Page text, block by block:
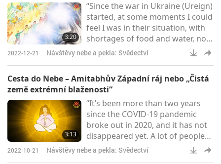
Antakale“. Při meditaci v majáku
na vrcholu buddhistické
akademie Larung Gar jsem měla
vnitřní vizi zázračné sněžné
lotosové hory,
3:20
“Since the war in Ukraine (Ureign)
started, at some moments I could
feel I was in their situation, with
shortages of food and water, no
electricity and helplessness.
There is nothing much I can do
but only pray for them. Master
once said we practitioners are
powerful. We could move
mountains and empty the seas. In
one of my visions during
meditation, I could see the white
forces surrounded by dark
2022-12-21 Návštěvy nebe a pekla: Svědectví
Cesta do Nebe – Amitabhův Západní ráj nebo „Čistá
země extrémní blaženosti“
3:13
“It’s been more than two years
since the COVID-19 pandemic
broke out in 2020, and it has not
disappeared yet. A lot of people
went to get their vaccination,
while I firmly believe that spiritual
2022-10-21 Návštěvy nebe a pekla: Svědectví